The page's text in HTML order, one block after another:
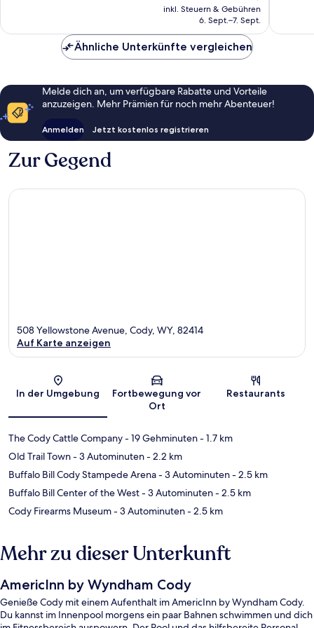
Preis
beträgt
inkl. Steuern & Gebühren
6. Sept.–7. Sept.
Ähnliche Unterkünfte vergleichen
Melde dich an, um verfügbare Rabatte und Vorteile
anzuzeigen. Mehr Prämien für noch mehr Abenteuer!
Anmelden Jetzt kostenlos registrieren
Zur Gegend
Karte
508 Yellowstone Avenue, Cody, WY, 82414
Auf Karte anzeigen
In der Umgebung
Fortbewegung vor
Ort
Restaurants
The Cody Cattle Company- 19 Gehminuten- 1.7 km
Old Trail Town- 3 Autominuten- 2.2 km
Buffalo Bill Cody Stampede Arena- 3 Autominuten- 2.5 km
Buffalo Bill Center of the West- 3 Autominuten- 2.5 km
Cody Firearms Museum- 3 Autominuten- 2.5 km
Mehr zu dieser Unterkunft
AmericInn by Wyndham Cody
Genieße Cody mit einem Aufenthalt im AmericInn by Wyndham Cody.
Du kannst im Innenpool morgens ein paar Bahnen schwimmen und dich